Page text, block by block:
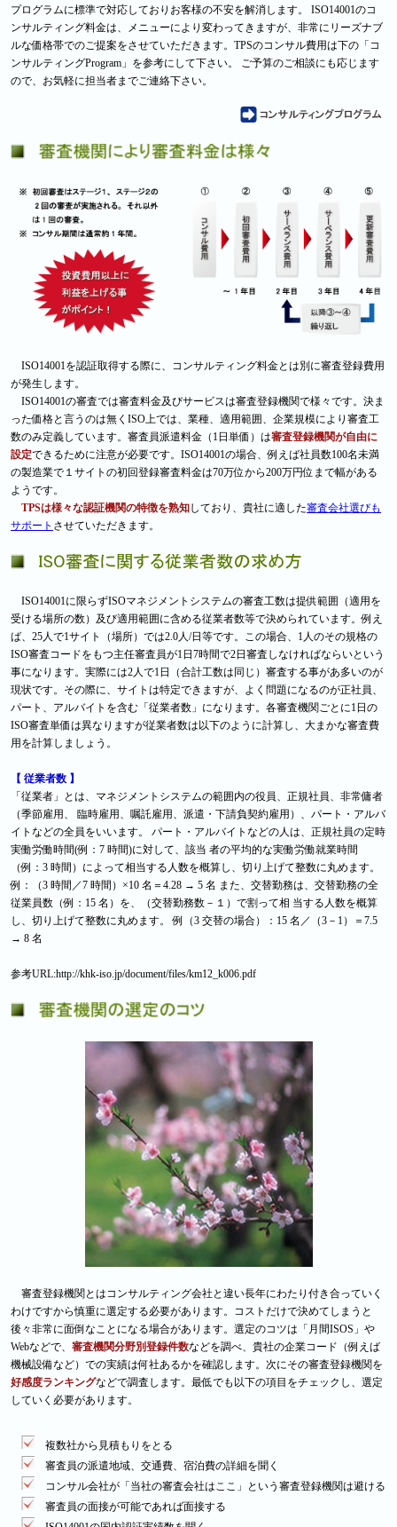
プログラムに標準で対応しておりお客様の不安を解消します。 ISO14001のコ
ンサルティング料金は、メニューにより変わってきますが、非常にリーズナブ
ルな価格帯でのご提案をさせていただきます。TPSのコンサル費用は下の「コ
ンサルティングProgram」を参考にして下さい。 ご予算のご相談にも応じます
ので、お気軽に担当者までご連絡下さい。
ISO14001を認証取得する際に、コンサルティング料金とは別に審査登録費用
が発生します。
ISO14001の審査では審査料金及びサービスは審査登録機関で様々です。決ま
った価格と言うのは無くISO上では、業種、適用範囲、企業規模により審査工
数のみ定義しています。審査員派遣料金（1日単価）は審査登録機関が自由に
設定できるために注意が必要です。ISO14001の場合、例えば社員数100名未満
の製造業で１サイトの初回登録審査料金は70万位から200万円位まで幅がある
ようです。
TPSは様々な認証機関の特徴を熟知しており、貴社に適した審査会社選びも
サポート させていただきます。
ISO14001に限らずISOマネジメントシステムの審査工数は提供範囲（適用を
受ける場所の数）及び適用範囲に含める従業者数等で決められています。例え
ば、25人で1サイト（場所）では2.0人/日等です。この場合、1人のその規格の
ISO審査コードをもつ主任審査員が1日7時間で2日審査しなければならいという
事になります。実際には2人で1日（合計工数は同じ）審査する事があ多いのが
現状です。その際に、サイトは特定できますが、よく問題になるのが正社員、
パート、アルバイトを含む「従業者数」になります。各審査機関ごとに1日の
ISO審査単価は異なりますが従業者数は以下のように計算し、大まかな審査費
用を計算しましょう。
【 従業者数 】
「従業者」とは、マネジメントシステムの範囲内の役員、正規社員、非常傭者
（季節雇用、 臨時雇用、嘱託雇用、派遣・下請負契約雇用）、パート・アルバ
イトなどの全員をいいます。 パート・アルバイトなどの人は、正規社員の定時
実働労働時間(例：7 時間)に対して、該当 者の平均的な実働労働就業時間
（例：3 時間）によって相当する人数を概算し、切り上げて整数に丸めます。
例：（3 時間／7 時間）×10 名＝4.28 → 5 名 また、交替勤務は、交替勤務の全
従業員数（例：15 名）を、（交替勤務数－１）で割って相 当する人数を概算
し、切り上げて整数に丸めます。 例（3 交替の場合）：15 名／（3－1）＝7.5
→ 8 名
参考URL:http://khk-iso.jp/document/files/km12_k006.pdf
審査登録機関とはコンサルティング会社と違い長年にわたり付き合っていく
わけですから慎重に選定する必要があります。コストだけで決めてしまうと
後々非常に面倒なことになる場合があります。選定のコツは「月間ISOS」や
Webなどで、 審査機関分野別登録件数などを調べ、貴社の企業コード（例えば
機械設備など）での実績は何社あるかを確認します。次にその審査登録機関を
好感度ランキングなどで調査します。最低でも以下の項目をチェックし、選定
していく必要があります。
複数社から見積もりをとる
審査員の派遣地域、交通費、宿泊費の詳細を聞く
コンサル会社が「当社の審査会社はここ」という審査登録機関は避ける
審査員の面接が可能であれば面接する